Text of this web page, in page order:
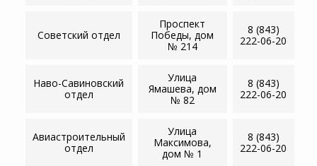
Советский отдел
Проспект
Победы, дом
№ 214
8 (843)
222-06-20
Наво-Савиновский
отдел
Улица
Ямашева, дом
№ 82
8 (843)
222-06-20
Авиастроительный
отдел
Улица
Максимова,
дом № 1
8 (843)
222-06-20